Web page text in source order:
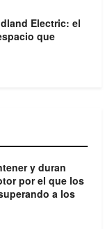
Electric: el
que
y duran
por el que los
a los